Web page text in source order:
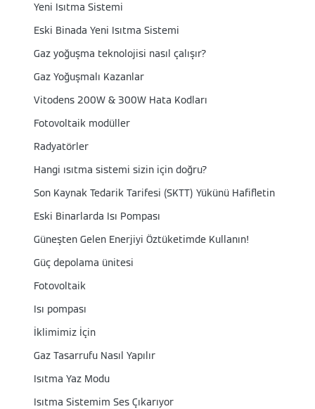
Yeni Isıtma Sistemi
Eski Binada Yeni Isıtma Sistemi
Gaz yoğuşma teknolojisi nasıl çalışır?
Gaz Yoğuşmalı Kazanlar
Vitodens 200W & 300W Hata Kodları
Fotovoltaik modüller
Radyatörler
Hangi ısıtma sistemi sizin için doğru?
Son Kaynak Tedarik Tarifesi (SKTT) Yükünü Hafifletin
Eski Binarlarda Isı Pompası
Güneşten Gelen Enerjiyi Öztüketimde Kullanın!
Güç depolama ünitesi
Fotovoltaik
Isı pompası
İklimimiz İçin
Gaz Tasarrufu Nasıl Yapılır
Isıtma Yaz Modu
Isıtma Sistemim Ses Çıkarıyor